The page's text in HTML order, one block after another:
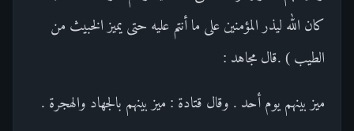
كان الله ليذر المؤمنين على ما أنتم عليه حتى يميز الخبيث من
الطيب ) .قال مجاهد :
ميز بينهم يوم أحد . وقال قتادة : ميز بينهم بالجهاد والهجرة .